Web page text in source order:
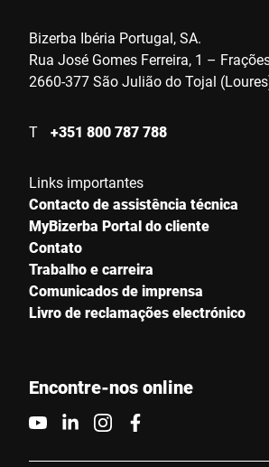
Bizerba Ibéria Portugal, SA.
Rua José Gomes Ferreira, 1 –
2660-377 São Julião do Tojal
T +351 800 787 788
Links importantes
Contacto de assistência técnica
MyBizerba Portal do cliente
Contato
Trabalho e carreira
Comunicados de imprensa
Livro de reclamações electrónico
Encontre-nos online